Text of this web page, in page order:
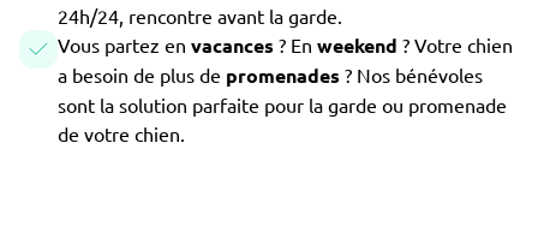
24h/24, rencontre avant la garde.
Vous partez en vacances ? En weekend ? Votre chien
a besoin de plus de promenades ? Nos bénévoles
sont la solution parfaite pour la garde ou promenade
de votre chien.